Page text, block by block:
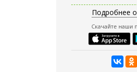
Подробнее
Скачайте наши